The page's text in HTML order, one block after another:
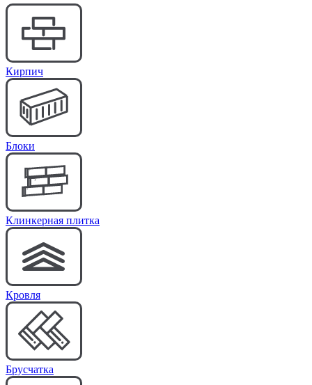
Кирпич
Блоки
Клинкерная плитка
Кровля
Брусчатка